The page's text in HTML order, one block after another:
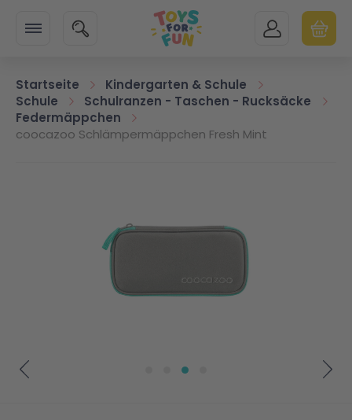
SUCHE MEIN KONTO
Startseite
Kindergarten & Schule
Schule
Schulranzen - Taschen - Rucksäcke
Federmäppchen
coocazoo Schlämpermäppchen Fresh Mint